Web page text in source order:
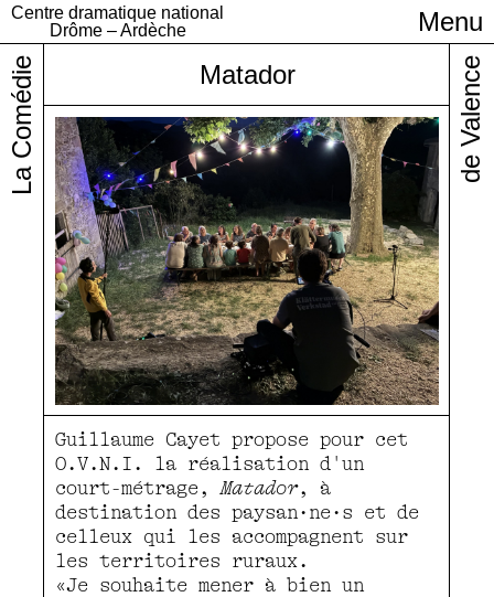
Centre dramatique national
Drôme – Ardèche
Menu
Infos pratiques
Matador
Guillaume Cayet propose pour cet
O.V.N.I. la réalisation d'un
court-métrage,Matador, à
destination des paysan·ne·s et de
celleux qui les accompagnent sur
les territoires ruraux.
«Je souhaite mener à bien un
La Comédie de Valence